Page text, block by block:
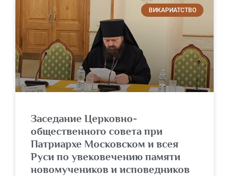
ВИКАРИАТСТВО
Заседание Церковно-
общественного совета при
Патриархе Московском и всея
Руси по увековечению памяти
новомучеников и исповедников